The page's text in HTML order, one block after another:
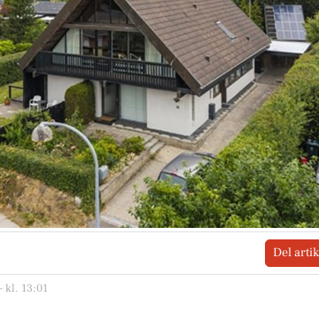
Del
kl. 13:01